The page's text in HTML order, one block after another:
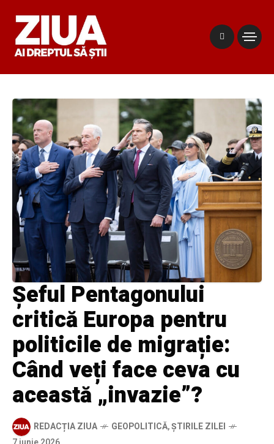
Șeful Pentagonului
critică Europa pentru
politicile de migrație:
Când veți face ceva cu
această „invazie”?
REDACȚIA ZIUA GEOPOLITICĂ,ȘTIRILE ZILEI